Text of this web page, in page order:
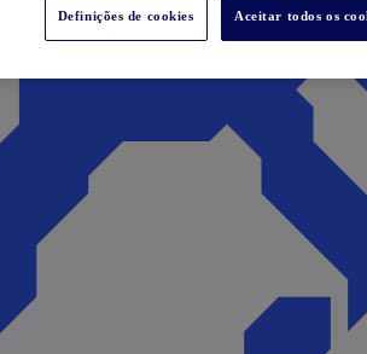
Definições de cookies Aceitar todos os